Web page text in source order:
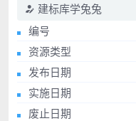
建标库学兔兔
编号
资源类型
发布日期
实施日期
废止日期